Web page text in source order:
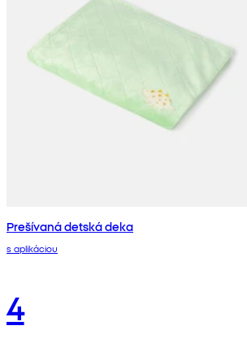
Prešívaná detská deka
s aplikáciou
4